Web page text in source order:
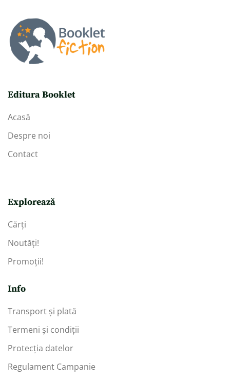
Editura Booklet
Acasă
Despre noi
Contact
Explorează
Cărți
Noutăți!
Promoții!
Info
Transport și plată
Termeni și condiții
Protecția datelor
Regulament Campanie